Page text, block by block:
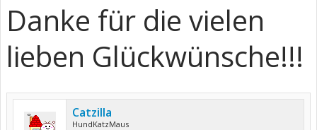
Danke für die vielen
lieben Glückwünsche!!!
Catzilla
HundKatzMaus